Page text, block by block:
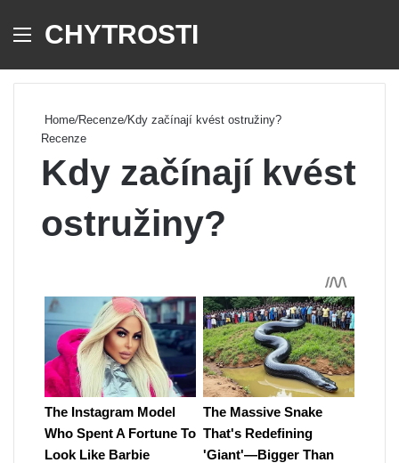
Menu
CHYTROSTI
Home/Recenze/Kdy začínají kvést ostružiny?
Recenze
Kdy začínají kvést
ostružiny?